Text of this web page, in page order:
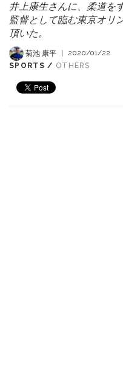
井上康生さんに、柔道を
監督として臨む東京オリ
頂いた。
菊池 康平 |
2020/01/22
SPORTS / OTHERS